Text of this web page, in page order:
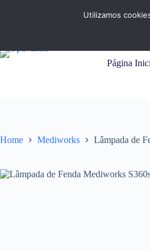
Página
Home Mediworks Lâmpada de
Utilizamos